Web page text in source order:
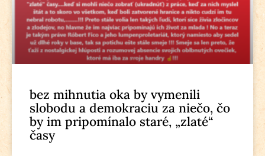
bez mihnutia oka by vymenili
slobodu a demokraciu za niečo, čo
by im pripomínalo staré, „zlaté“
časy